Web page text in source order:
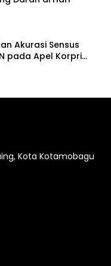
Akurasi Sensus
pada Apel Korpri
Kota Kotamobagu